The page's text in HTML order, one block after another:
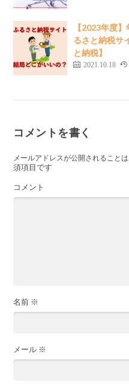
【2023年度
るさと納税サ
と納税】
2021.10.18
コメントを書く
メールアドレスが公開されることは
須項目です
コメント
名前 ※
メール ※